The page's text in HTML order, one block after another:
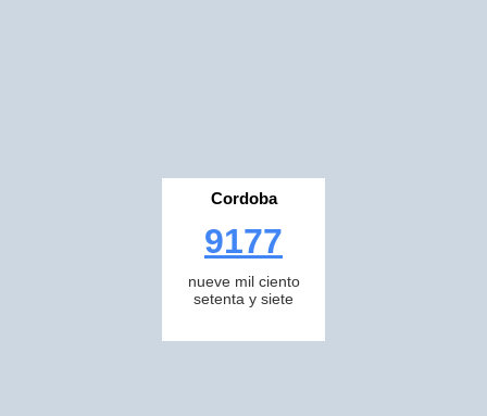
Cordoba
9177
nueve mil ciento
setenta y siete